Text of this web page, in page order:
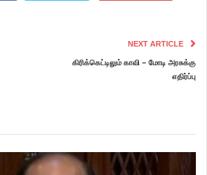
NEXT ARTICLE
கிரிக்கெட்டிலும் காவி – மோடி அரசுக்கு
எதிர்ப்பு